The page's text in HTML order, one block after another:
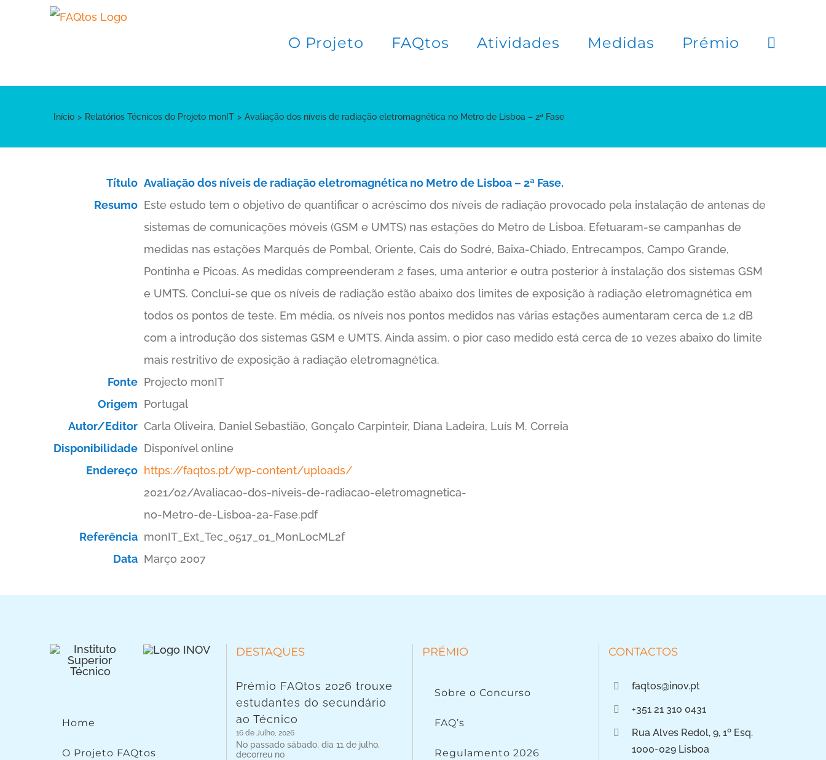
O Projeto FAQtos Atividades Medidas Prémio
Início Relatórios Técnicos do Projeto monIT Avaliação dos níveis de radiação eletromagnética no Metro de Lisboa – 2ª Fase
Título Avaliação dos níveis de radiação eletromagnética no Metro de Lisboa – 2ª Fase.
Resumo Este estudo tem o objetivo de quantificar o acréscimo dos níveis de radiação provocado pela instalação de antenas de
sistemas de comunicações móveis (GSM e UMTS) nas estações do Metro de Lisboa. Efetuaram-se campanhas de
medidas nas estações Marquês de Pombal, Oriente, Cais do Sodré, Baixa-Chiado, Entrecampos, Campo Grande,
Pontinha e Picoas. As medidas compreenderam 2 fases, uma anterior e outra posterior à instalação dos sistemas GSM
e UMTS. Conclui-se que os níveis de radiação estão abaixo dos limites de exposição à radiação eletromagnética em
todos os pontos de teste. Em média, os níveis nos pontos medidos nas várias estações aumentaram cerca de 1.2 dB
com a introdução dos sistemas GSM e UMTS. Ainda assim, o pior caso medido está cerca de 10 vezes abaixo do limite
mais restritivo de exposição à radiação eletromagnética.
Fonte Projecto monIT
Origem Portugal
Autor/Editor Carla Oliveira, Daniel Sebastião, Gonçalo Carpinteir, Diana Ladeira, Luís M. Correia
Disponibilidade Disponível online
Endereço https://faqtos.pt/wp-content/uploads/
2021/02/Avaliacao-dos-niveis-de-radiacao-eletromagnetica-
no-Metro-de-Lisboa-2a-Fase.pdf
Referência monIT_Ext_Tec_0517_01_MonLocML2f
Data Março 2007
Home
O Projeto FAQtos
DESTAQUES
Prémio FAQtos 2026 trouxe
estudantes do secundário
ao Técnico
16 de Julho, 2026
No passado sábado, dia 11 de julho,
decorreu no
PRÉMIO
Sobre o Concurso
FAQ’s
Regulamento 2026
CONTACTOS
faqtos@inov.pt
+351 21 310 0431
Rua Alves Redol, 9, 1º Esq.
1000-029 Lisboa